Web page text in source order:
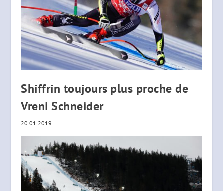
Shiffrin toujours plus proche de
Vreni Schneider
20.01.2019